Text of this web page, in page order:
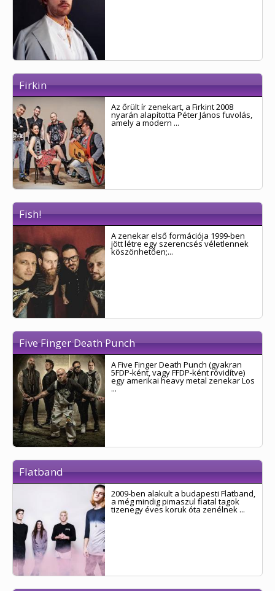
Firkin
Az őrült ír zenekart, a Firkint 2008
nyarán alapította Péter János fuvolás,
amely a modern ...
Fish!
A zenekar első formációja 1999-ben
jött létre egy szerencsés véletlennek
köszönhetően;...
Five Finger Death Punch
A Five Finger Death Punch (gyakran
5FDP-ként, vagy FFDP-ként rövidítve)
egy amerikai heavy metal zenekar Los
...
Flatband
2009-ben alakult a budapesti Flatband,
a még mindig pimaszul fiatal tagok
tizenegy éves koruk óta zenélnek ...